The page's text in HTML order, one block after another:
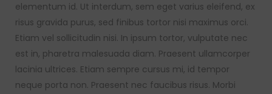
elementum id. Ut interdum, sem eget varius eleifend, ex
risus gravida purus, sed finibus tortor nisi maximus orci.
Etiam vel sollicitudin nisi. In ipsum tortor, vulputate nec
est in, pharetra malesuada diam. Praesent ullamcorper
lacinia ultrices. Etiam sempre cursus mi, id tempor
neque porta non. Praesent nec faucibus risus. Morbi